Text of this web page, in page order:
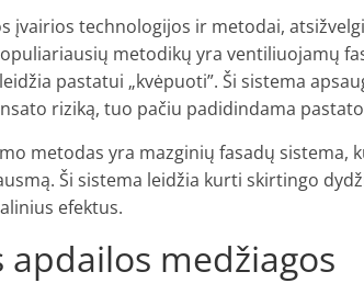
įvairios technologijos ir metodai,
metodikų yra ventiliuojamų
pastatui „kvėpuoti”. Ši sistema
riziką, tuo pačiu padidindama
metodas yra mazginių fasadų sistema,
Ši sistema leidžia kurti skirtingo
efektus.
medžiagos